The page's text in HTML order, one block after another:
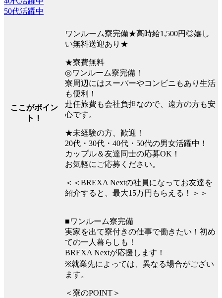
50代活躍中
ここがポイン
ト！
ワンルーム寮完備★高時給1,500円◎嬉し
い無料送迎あり★
★寮費無料
◎ワンルーム寮完備！
寮周辺にはスーパーやコンビニもあり生活
も便利！
赴任旅費も会社負担なので、遠方の方も安
心です。
★未経験の方、歓迎！
20代・30代・40代・50代の男女活躍中！
カップル＆友達同士の応募OK！
お気軽にご応募ください。
＜＜BREXA Nextの社員になってお友達を
紹介すると、最大15万円もらえる！＞＞
■ワンルーム寮完備
実家を出て寮付きの仕事で働きたい！初め
ての一人暮らしも！
BREXA Nextが応援します！
※就業先によっては、異なる場合がござい
ます。
＜寮のPOINT＞